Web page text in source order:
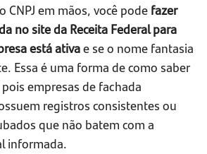
CNPJ em mãos, você pode fazer
no site da Receita Federal para
está ativae se o nome fantasia
Essa é uma forma de como saber
empresas de fachada
registros consistentes ou
que não batem com a
informada.